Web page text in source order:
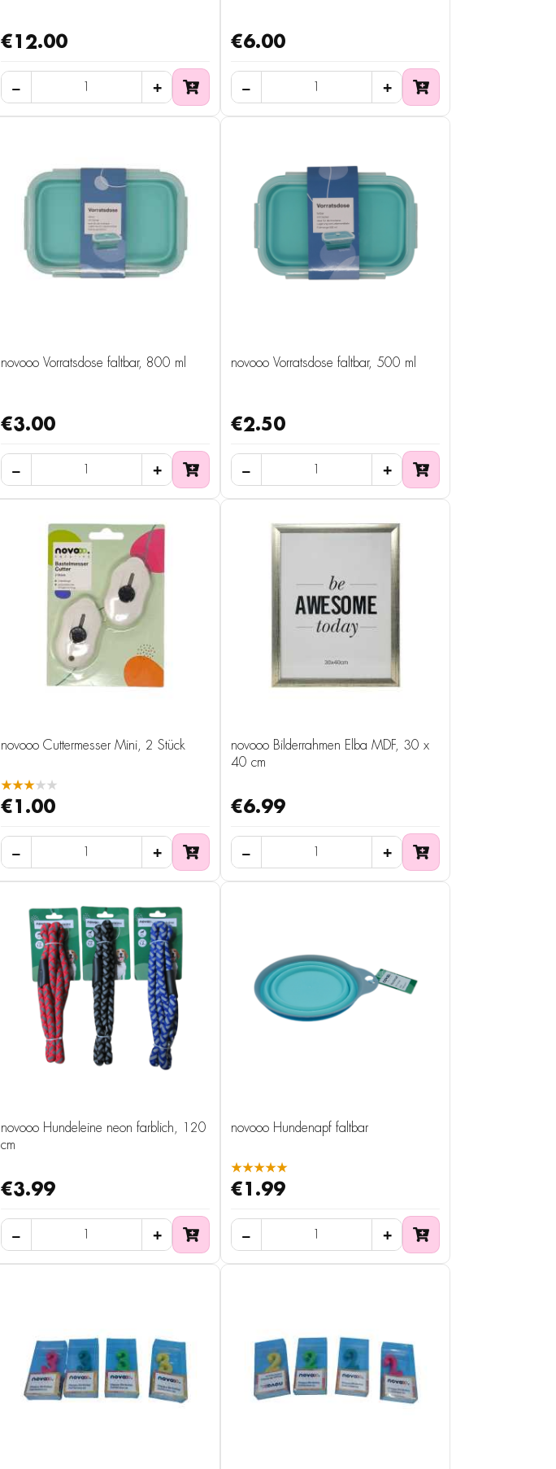
€12.00 €6.00
novooo Vorratsdose faltbar, 800 ml
€3.00
novooo Vorratsdose faltbar, 500 ml
€2.50
novooo Cuttermesser Mini, 2 Stück
★★★★★
€1.00
novooo Bilderrahmen Elba MDF, 30 x
40 cm
€6.99
novooo Hundeleine neon farblich, 120
cm
€3.99
novooo Hundenapf faltbar
★★★★★
€1.99